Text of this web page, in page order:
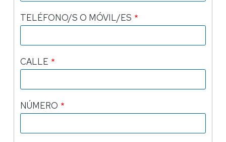
TELÉFONO/S O MÓVIL/ES
CALLE
NÚMERO